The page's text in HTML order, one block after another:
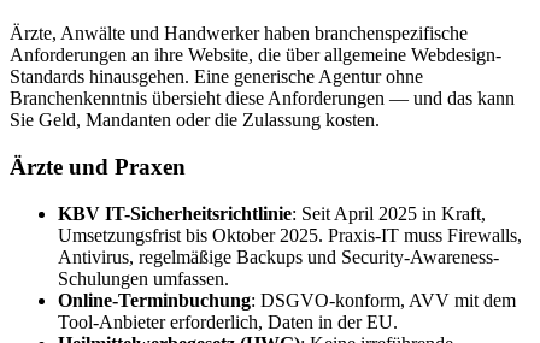
Ärzte, Anwälte und Handwerker haben branchenspezifische
Anforderungen an ihre Website, die über allgemeine Webdesign-
Standards hinausgehen. Eine generische Agentur ohne
Branchenkenntnis übersieht diese Anforderungen — und das kann
Sie Geld, Mandanten oder die Zulassung kosten.
Ärzte und Praxen
KBV IT-Sicherheitsrichtlinie: Seit April 2025 in Kraft,
Umsetzungsfrist bis Oktober 2025. Praxis-IT muss Firewalls,
Antivirus, regelmäßige Backups und Security-Awareness-
Schulungen umfassen.
Online-Terminbuchung: DSGVO-konform, AVV mit dem
Tool-Anbieter erforderlich, Daten in der EU.